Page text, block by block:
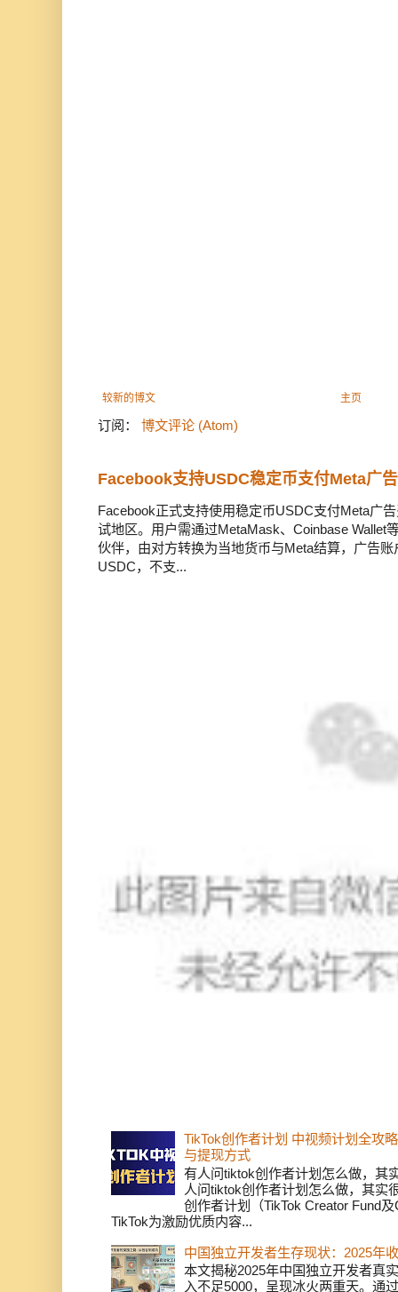
较新的博文 主页
订阅： 博文评论 (Atom)
Facebook支持USDC稳定币支付Meta广
Facebook正式支持使用稳定币USDC支付Meta广
试地区。用户需通过MetaMask、Coinbase Wallet
伙伴，由对方转换为当地货币与Meta结算，广告
USDC，不支...
TikTok创作者计划 中视频计划全攻
与提现方式
有人问tiktok创作者计划怎么做，其
人问tiktok创作者计划怎么做，其实
创作者计划（TikTok Creator Fund
TikTok为激励优质内容...
中国独立开发者生存现状：2025年
本文揭秘2025年中国独立开发者真
入不足5000，呈现冰火两重天。通